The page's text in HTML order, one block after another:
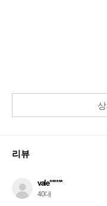
리뷰
vale******
40대